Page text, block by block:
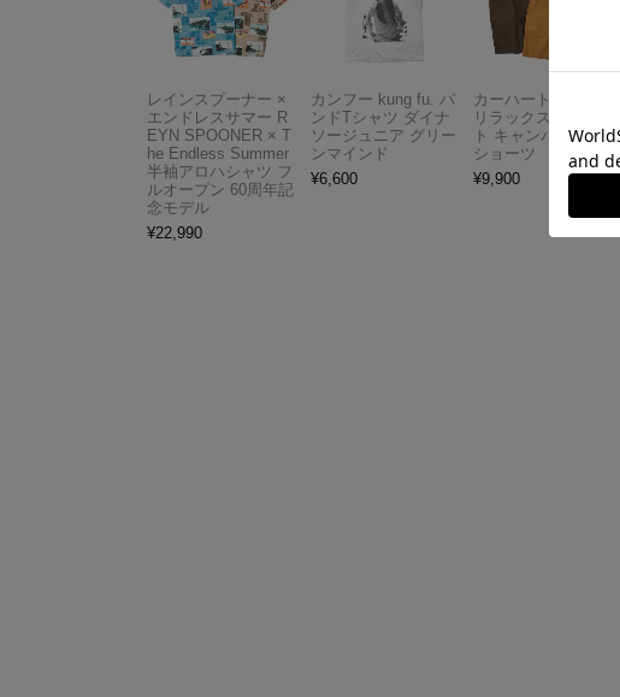
レインスプーナー ×
エンドレスサマー R
EYN SPOONER × T
he Endless Summer
半袖アロハシャツ フ
ルオープン 60周年記
念モデル
¥22,990
カンフー kung fu. バ
ンドTシャツ ダイナ
ソージュニア グリー
ンマインド
¥6,600
カーハート Carhartt
リラックスドフィッ
ト キャンバスワーク
ショーツ
¥9,900